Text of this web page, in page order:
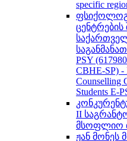
specific
ცენტრების
PSY
CBHE-SP) -
Counselling
Students E-
II
მსოფლიო
ჟან მონეს